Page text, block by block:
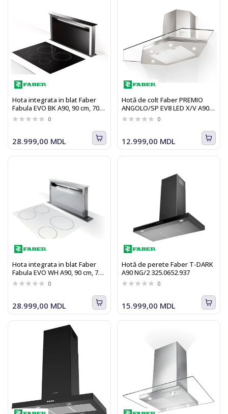
Hota integrata in blat Faber
Fabula EVO BK A90, 90 cm, 700
m3/h, sticla neagra
0
28.999,00 MDL
Hotă de colt Faber PREMIO
ANGOLO/SP EV8 LED X/V A90
(325.0537.824)
0
12.999,00 MDL
Hota integrata in blat Faber
Fabula EVO WH A90, 90 cm, 700
m3/h, sticla alba
0
28.999,00 MDL
Hotă de perete Faber T-DARK
A90 NG/2 325.0652.937
0
15.999,00 MDL